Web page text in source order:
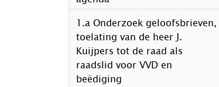
1.a Onderzoek geloofsbrieven,
toelating van de heer J.
Kuijpers tot de raad als
raadslid voor VVD en
beëdiging